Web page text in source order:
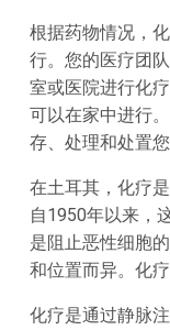
根据药物情况，
行。您的医疗团
室或医院进行化
可以在家中进行
存、处理和处置您
在土耳其，化疗
自1950年以来，
是阻止恶性细胞
和位置而异。化
化疗是通过静脉